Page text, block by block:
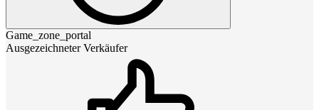
Game_zone_portal
Ausgezeichneter Verkäufer